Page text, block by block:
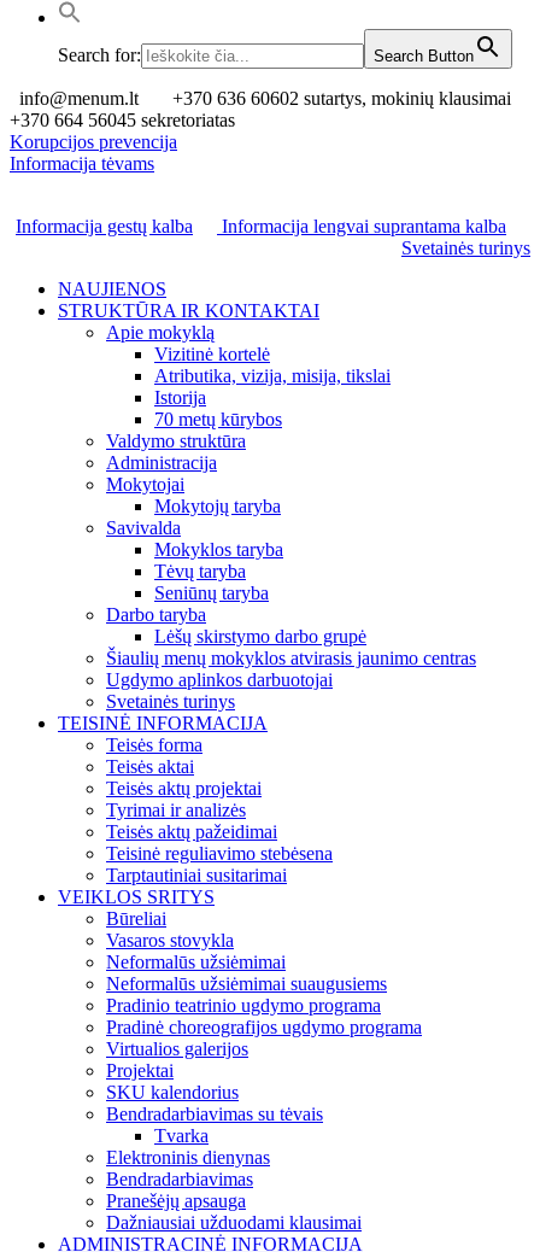
Search for: Search Button
info@menum.lt
+370 636 60602 sutartys, mokinių klausimai
+370 664 56045 sekretoriatas
Korupcijos prevencija
Informacija tėvams
Informacija gestų kalba
Informacija lengvai suprantama kalba
Svetainės turinys
NAUJIENOS
STRUKTŪRA IR KONTAKTAI
Apie mokyklą
Vizitinė kortelė
Atributika, vizija, misija, tikslai
Istorija
70 metų kūrybos
Valdymo struktūra
Administracija
Mokytojai
Mokytojų taryba
Savivalda
Mokyklos taryba
Tėvų taryba
Seniūnų taryba
Darbo taryba
Lėšų skirstymo darbo grupė
Šiaulių menų mokyklos atvirasis jaunimo centras
Ugdymo aplinkos darbuotojai
Svetainės turinys
TEISINĖ INFORMACIJA
Teisės forma
Teisės aktai
Teisės aktų projektai
Tyrimai ir analizės
Teisės aktų pažeidimai
Teisinė reguliavimo stebėsena
Tarptautiniai susitarimai
VEIKLOS SRITYS
Būreliai
Vasaros stovykla
Neformalūs užsiėmimai
Neformalūs užsiėmimai suaugusiems
Pradinio teatrinio ugdymo programa
Pradinė choreografijos ugdymo programa
Virtualios galerijos
Projektai
SKU kalendorius
Bendradarbiavimas su tėvais
Tvarka
Elektroninis dienynas
Bendradarbiavimas
Pranešėjų apsauga
Dažniausiai užduodami klausimai
ADMINISTRACINĖ INFORMACIJA